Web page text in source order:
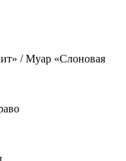
/ Муар «Слоновая